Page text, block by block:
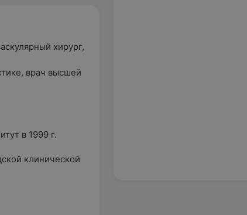
хирург,
врач высшей
в 1999 г.
клинической